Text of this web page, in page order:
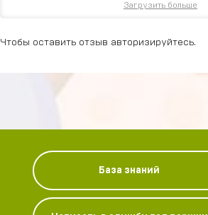
Загрузить больше
Чтобы оставить отзыв авторизируйтесь.
База знаний